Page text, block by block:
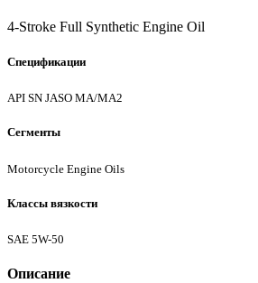
4-Stroke Full Synthetic Engine Oil
Спецификации
API SN JASO MA/MA2
Сегменты
Motorcycle Engine Oils
Классы вязкости
SAE 5W-50
Описание